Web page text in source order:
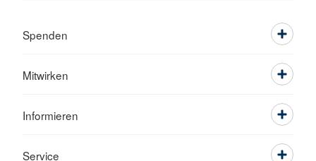
Spenden
Mitwirken
Informieren
Service